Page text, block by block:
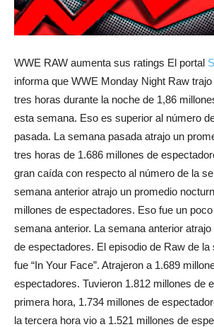
WWE RAW aumenta sus ratings El portal
informa que WWE Monday Night Raw
tres horas durante la noche de 1,86
esta semana. Eso es superior al número
pasada. La semana pasada atrajo un
tres horas de 1.686 millones de
gran caída con respecto al número de la
semana anterior atrajo un promedio
millones de espectadores. Eso fue un
semana anterior. La semana anterior
de espectadores. El episodio de Raw de la
fue “In Your Face”. Atrajeron a 1.689
espectadores. Tuvieron 1.812 millones de
primera hora, 1.734 millones de
la tercera hora vio a 1.521 millones de